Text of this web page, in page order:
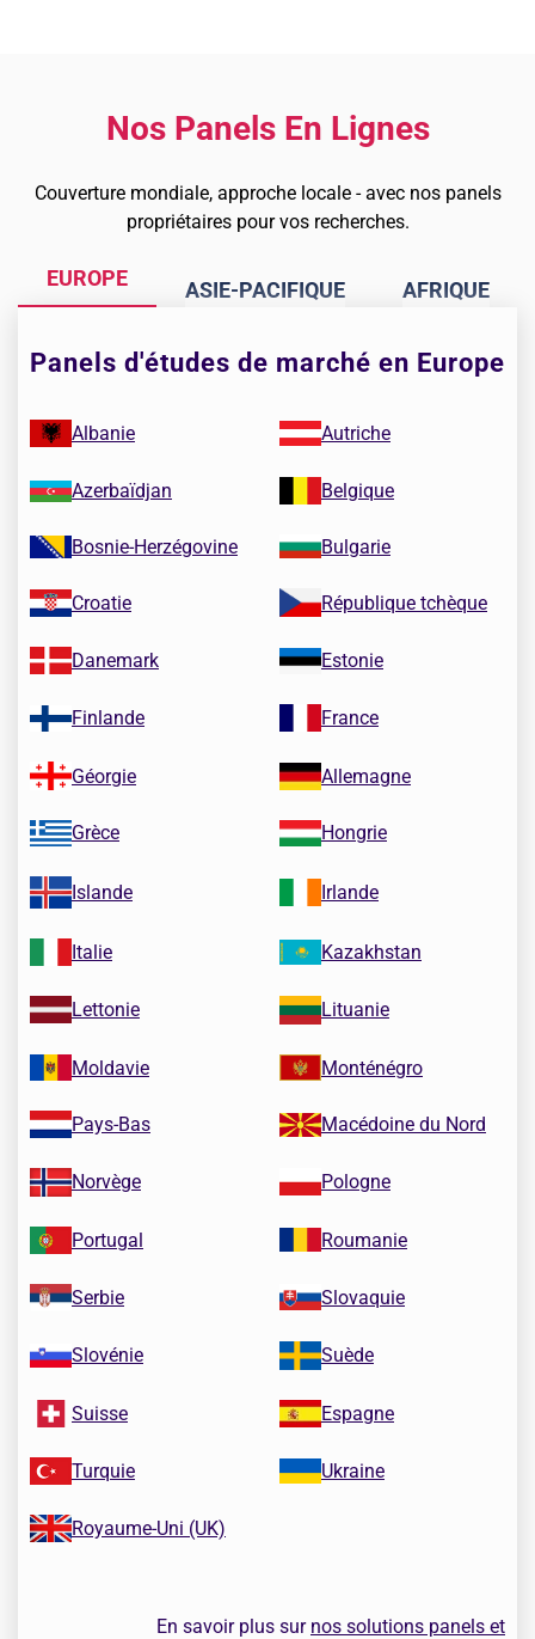
Nos Panels En Lignes
Couverture mondiale, approche locale - avec nos panels
propriétaires pour vos recherches.
EUROPE ASIE-PACIFIQUE AFRIQUE
Panels d'études de marché en Europe
Albanie Autriche
Azerbaïdjan Belgique
Bosnie-Herzégovine Bulgarie
Croatie République tchèque
Danemark Estonie
Finlande France
Géorgie Allemagne
Grèce Hongrie
Islande Irlande
Italie Kazakhstan
Lettonie Lituanie
Moldavie Monténégro
Pays-Bas Macédoine du Nord
Norvège Pologne
Portugal Roumanie
Serbie Slovaquie
Slovénie Suède
Suisse Espagne
Turquie Ukraine
Royaume-Uni (UK)
En savoir plus sur nos solutions panels et